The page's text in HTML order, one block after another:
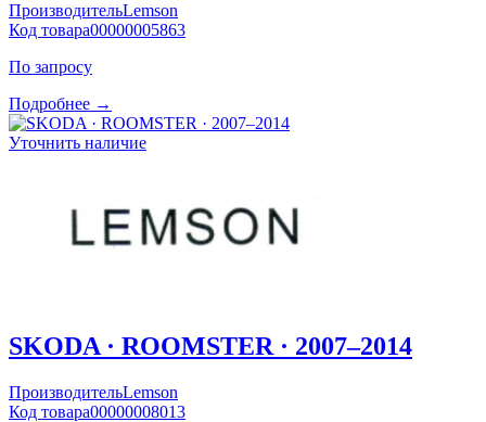
ПроизводительLemson
Код товара00000005863
По запросу
Подробнее →
Уточнить наличие
SKODA · ROOMSTER · 2007–2014
ПроизводительLemson
Код товара00000008013